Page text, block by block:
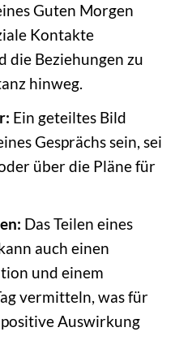
Guten Morgen
Kontakte
die Beziehungen zu
hinweg.
Ein geteiltes Bild
Gesprächs sein, sei
über die Pläne für
Das Teilen eines
auch einen
und einem
vermitteln, was für
Auswirkung